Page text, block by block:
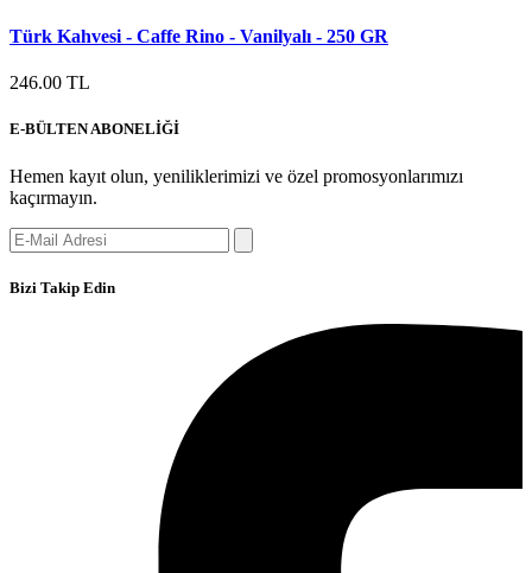
Türk Kahvesi - Caffe Rino - Vanilyalı - 250 GR
246.00 TL
E-BÜLTEN ABONELİĞİ
Hemen kayıt olun, yeniliklerimizi ve özel promosyonlarımızı
kaçırmayın.
Bizi Takip Edin